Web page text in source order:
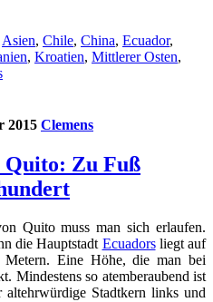
Asien, Chile, China, Ecuador,
, Kroatien, Mittlerer Osten,
2015 Clemens
Quito: Zu Fuß
Quito muss man sich erlaufen.
die Hauptstadt Ecuadorsliegt auf
Metern. Eine Höhe, die man bei
Mindestens so atemberaubend ist
altehrwürdige Stadtkern links und